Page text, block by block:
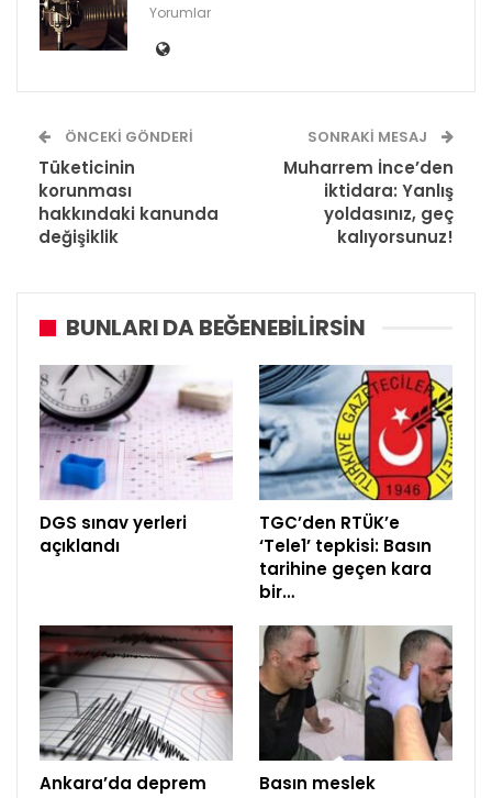
Yorumlar
ÖNCEKI GÖNDERI
Tüketicinin
korunması
hakkındaki kanunda
değişiklik
SONRAKI MESAJ
Muharrem İnce’den
iktidara: Yanlış
yoldasınız, geç
kalıyorsunuz!
BUNLARI DA BEĞENEBILIRSIN
DGS sınav yerleri
açıklandı
TGC’den RTÜK’e
‘Tele1’ tepkisi: Basın
tarihine geçen kara
bir…
Ankara’da deprem
Basın meslek